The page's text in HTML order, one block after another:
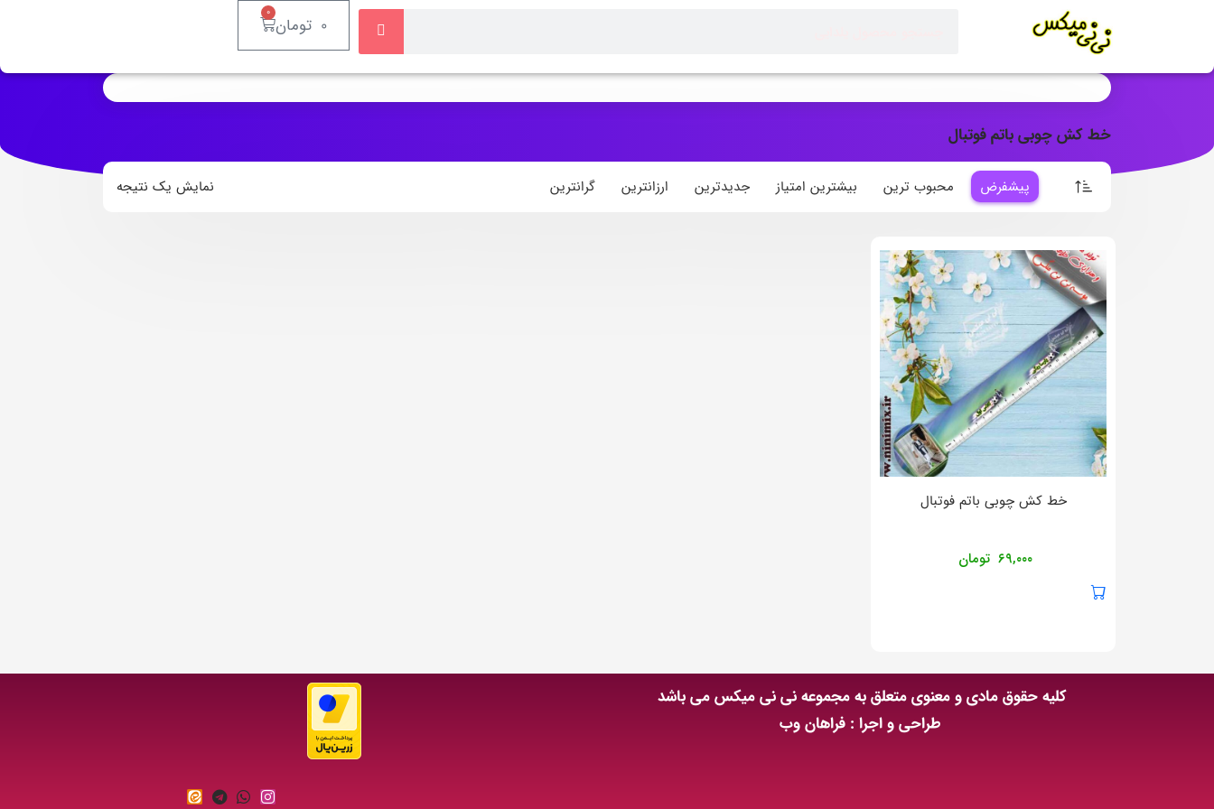
0 تومان 0
خط کش چوبی باتم فوتبال
نمایش یک نتیجه پیشفرض محبوب ترین بیشترین امتیاز جدیدترین ارزانترین گرانترین
خط کش چوبی باتم فوتبال
۶۹,۰۰۰ تومان
کلیه حقوق مادی و معنوی متعلق به مجموعه نی نی میکس می باشد
طراحی و اجرا : فراهان وب